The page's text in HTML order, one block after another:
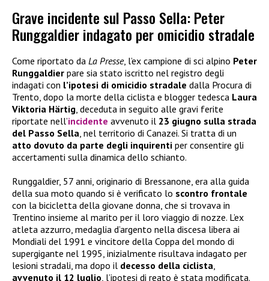
Grave incidente sul Passo Sella: Peter
Runggaldier indagato per omicidio stradale
Come riportato da La Presse, l’ex campione di sci alpino Peter
Runggaldier pare sia stato iscritto nel registro degli
indagati con l’ipotesi di omicidio stradale dalla Procura di
Trento, dopo la morte della ciclista e blogger tedesca Laura
Viktoria Härtig, deceduta in seguito alle gravi ferite
riportate nell’incidente avvenuto il 23 giugno sulla strada
del Passo Sella, nel territorio di Canazei. Si tratta di un
atto dovuto da parte degli inquirenti per consentire gli
accertamenti sulla dinamica dello schianto.
Runggaldier, 57 anni, originario di Bressanone, era alla guida
della sua moto quando si è verificato lo scontro frontale
con la bicicletta della giovane donna, che si trovava in
Trentino insieme al marito per il loro viaggio di nozze. L’ex
atleta azzurro, medaglia d’argento nella discesa libera ai
Mondiali del 1991 e vincitore della Coppa del mondo di
supergigante nel 1995, inizialmente risultava indagato per
lesioni stradali, ma dopo il decesso della ciclista,
avvenuto il 12 luglio, l’ipotesi di reato è stata modificata.